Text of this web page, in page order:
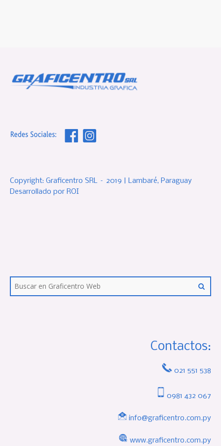
Copyright: Graficentro SRL – 2019 | Lambaré, Paraguay
Desarrollado por ROI
Contactos:
021 551 538
0981 432 067
info@graficentro.com.py
www.graficentro.com.py